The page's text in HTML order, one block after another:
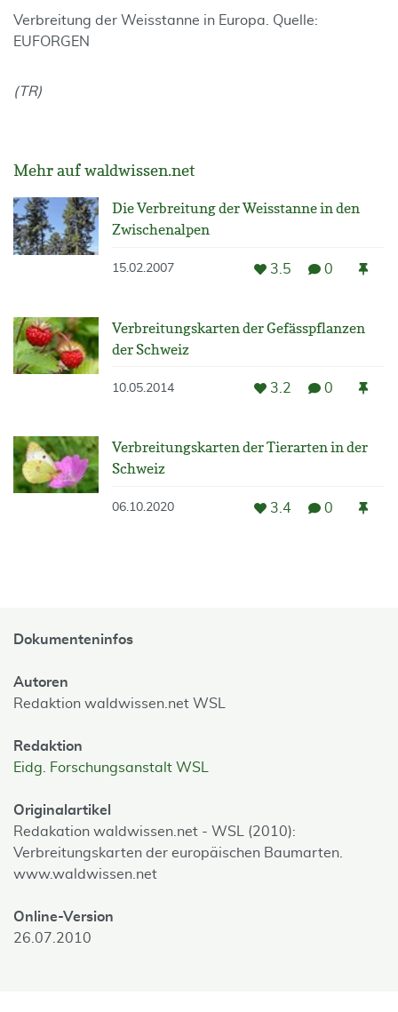
Verbreitung der Weisstanne in Europa. Quelle:
EUFORGEN
(TR)
Mehr auf waldwissen.net
Die Verbreitung der Weisstanne in den
Zwischenalpen
15.02.2007 3.5 0
Verbreitungskarten der Gefässpflanzen
der Schweiz
10.05.2014 3.2 0
Verbreitungskarten der Tierarten in der
Schweiz
06.10.2020 3.4 0
Dokumenteninfos
Autoren
Redaktion waldwissen.net WSL
Redaktion
Eidg. Forschungsanstalt WSL
Originalartikel
Redakation waldwissen.net - WSL (2010):
Verbreitungskarten der europäischen Baumarten.
www.waldwissen.net
Online-Version
26.07.2010